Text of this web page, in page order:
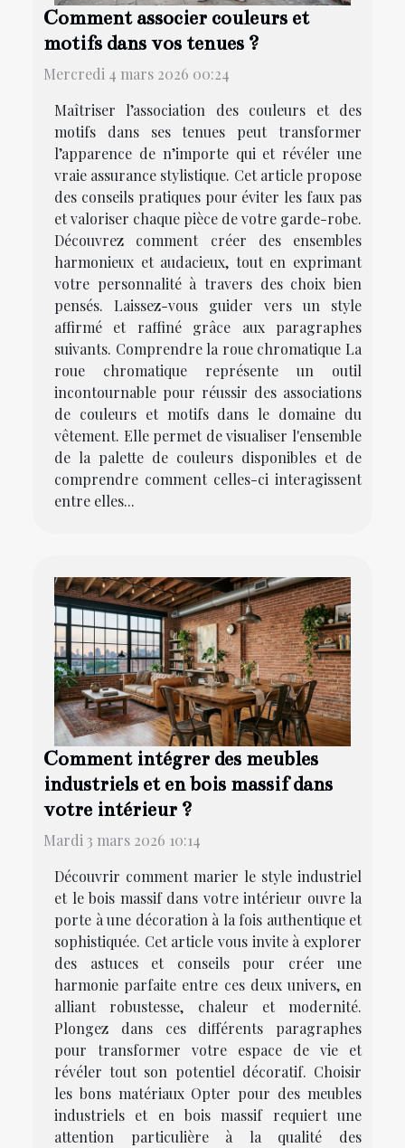
Comment associer couleurs et
motifs dans vos tenues ?
Mercredi 4 mars 2026 00:24
Maîtriser l’association des couleurs et des
motifs dans ses tenues peut transformer
l’apparence de n’importe qui et révéler une
vraie assurance stylistique. Cet article propose
des conseils pratiques pour éviter les faux pas
et valoriser chaque pièce de votre garde-robe.
Découvrez comment créer des ensembles
harmonieux et audacieux, tout en exprimant
votre personnalité à travers des choix bien
pensés. Laissez-vous guider vers un style
affirmé et raffiné grâce aux paragraphes
suivants. Comprendre la roue chromatique La
roue chromatique représente un outil
incontournable pour réussir des associations
de couleurs et motifs dans le domaine du
vêtement. Elle permet de visualiser l'ensemble
de la palette de couleurs disponibles et de
comprendre comment celles-ci interagissent
entre elles...
Comment intégrer des meubles
industriels et en bois massif dans
votre intérieur ?
Mardi 3 mars 2026 10:14
Découvrir comment marier le style industriel
et le bois massif dans votre intérieur ouvre la
porte à une décoration à la fois authentique et
sophistiquée. Cet article vous invite à explorer
des astuces et conseils pour créer une
harmonie parfaite entre ces deux univers, en
alliant robustesse, chaleur et modernité.
Plongez dans ces différents paragraphes
pour transformer votre espace de vie et
révéler tout son potentiel décoratif. Choisir
les bons matériaux Opter pour des meubles
industriels et en bois massif requiert une
attention particulière à la qualité des